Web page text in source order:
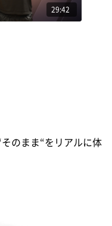
29:42
のまま“をリアルに体